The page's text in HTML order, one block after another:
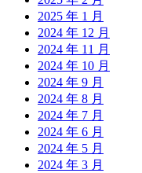
2025 年 1 月
2024 年 12 月
2024 年 11 月
2024 年 10 月
2024 年 9 月
2024 年 8 月
2024 年 7 月
2024 年 6 月
2024 年 5 月
2024 年 3 月